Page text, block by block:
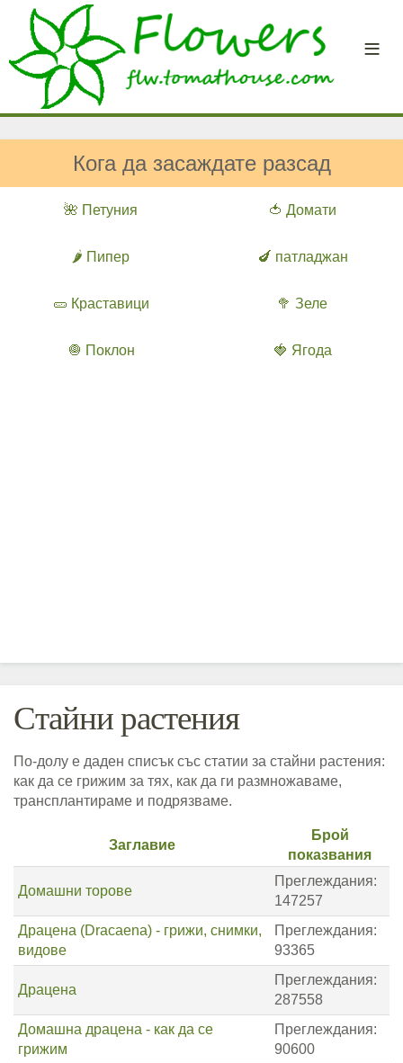
Кога да засаждате разсад
🌺 Петуния 🍅 Домати
🌶️ Пипер 🍆 патладжан
🥒 Краставици 🥦 Зеле
🧅 Поклон 🍓 Ягода
Стайни растения
По-долу е даден списък със статии за стайни растения:
как да се грижим за тях, как да ги размножаваме,
трансплантираме и подрязваме.
Заглавие
Брой
показвания
Домашни торове
Преглеждания:
147257
Драцена (Dracaena) - грижи, снимки,
видове
Преглеждания:
93365
Драцена
Преглеждания:
287558
Домашна драцена - как да се
грижим
Преглеждания:
90600